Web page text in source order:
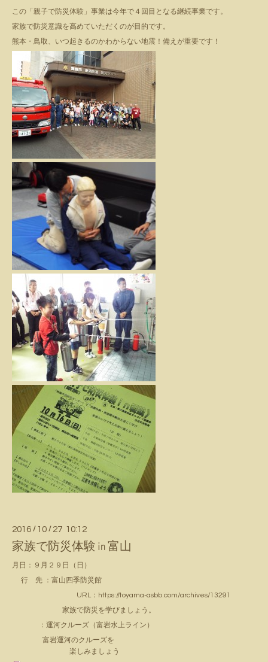
この「親子で防災体験」事業は今年で４回目となる継続事業です。
家族で防災意識を高めていただくのが目的です。
熊本・鳥取、いつ起きるのかわからない地震！備えが重要です！
2016 / 10 / 27 10:12
家族で防災体験㏌富山
月日：９月２９日（日）
行 先 ：富山四季防災館
URL：https://toyama-asbb.com/archives/13291
家族で防災を学びましょう。
：運河クルーズ（富岩水上ライン）
富岩運河のクルーズを
楽しみましょう